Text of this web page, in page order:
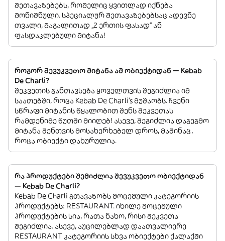
შეთავაზებებს, რომელიც ყვითლად იქნება
მონიშნული. სპეციალურ შეთავაზებებსაც ადევნე
თვალი, მაგალითად „2 ერთის ფასად“ ან
ფასდაკლებული მიტანა!
როგორ შევუკვეთო მიტანა ამ ობიექტიდან — Kebab
De Charli?
შეკვეთის განთავსება ყოველთვის შეგიძლია იმ
საათებში, როცა Kebab De Charli’s მუშაობს. ჩვენი
სწრაფი მიტანის წყალობით შენს შეკვეთას
რამდენიმე წუთში მიიღებ! ასევე, შეგიძლია დაგეგმო
მიტანა შენთვის მოსახერხებელ დროს, მაშინაც,
როცა ობიექტი დახურულია.
რა პროდუქტები შემიძლია შევუკვეთო ობიექტიდან
— Kebab De Charli?
Kebab De Charli გთავაზობს მოცემული კატეგორიის
პროდუქტებს: RESTAURANT. იხილე მოცემული
პროდუქტების სია, რათა ნახო, რისი შეკვეთა
შეგიძლია. ასევე, აუცილებლად დაათვალიერე
RESTAURANT კატეგორიის სხვა ობიექტები ქალაქში